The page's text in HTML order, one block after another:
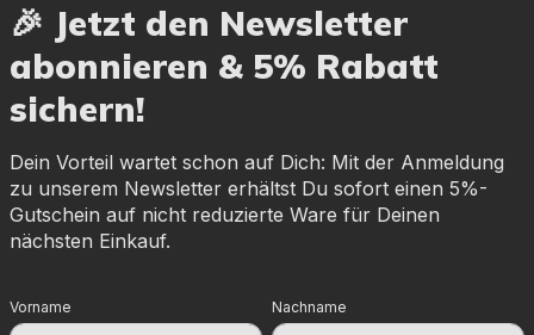
🎉 Jetzt den Newsletter
abonnieren & 5% Rabatt
sichern!
Dein Vorteil wartet schon auf Dich: Mit der Anmeldung
zu unserem Newsletter erhältst Du sofort einen 5%-
Gutschein auf nicht reduzierte Ware für Deinen
nächsten Einkauf.
Vorname Nachname